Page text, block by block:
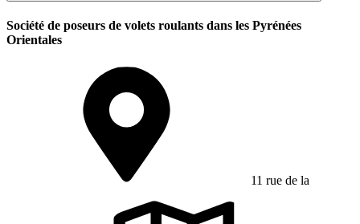
Société de poseurs de volets roulants dans les Pyrénées
Orientales
11 rue de la